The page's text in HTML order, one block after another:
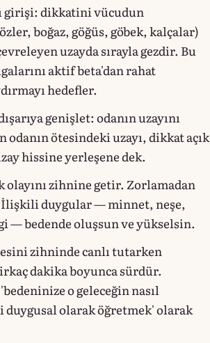
girişi: dikkatini vücudun
boğaz, göğüs, göbek, kalçalar)
uzayda sırayla gezdir. Bu
aktif beta'dan rahat
hedefler.
genişlet: odanın uzayını
odanın ötesindeki uzayı, dikkat açık
hissine yerleşene dek.
olayını zihnine getir. Zorlamadan
duygular — minnet, neşe,
— bedende oluşsun ve yükselsin.
zihninde canlı tutarken
dakika boyunca sürdür.
o geleceğin nasıl
olarak öğretmek' olarak